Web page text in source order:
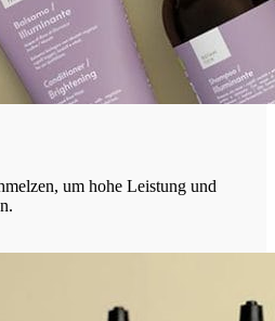
um hohe Leistung und